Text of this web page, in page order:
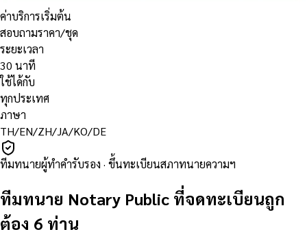
ค่าบริการเริ่มต้น
สอบถามราคา/ชุด
ระยะเวลา
30 นาที
ใช้ได้กับ
ทุกประเทศ
ภาษา
TH/EN/ZH/JA/KO/DE
ทีมทนายผู้ทำคำรับรอง · ขึ้นทะเบียนสภาทนายความฯ
ทีมทนาย Notary Public ที่จดทะเบียนถูก
ต้อง 6 ท่าน